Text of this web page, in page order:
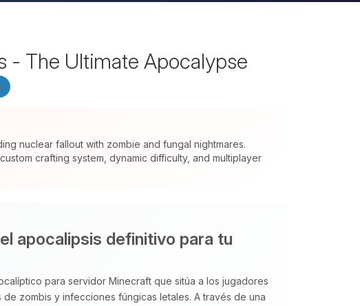
- The Ultimate Apocalypse
nuclear fallout with zombie and fungal nightmares.
crafting system, dynamic difficulty, and multiplayer
apocalipsis definitivo para tu
para servidor Minecraft que sitúa a los jugadores
zombis y infecciones fúngicas letales. A través de una